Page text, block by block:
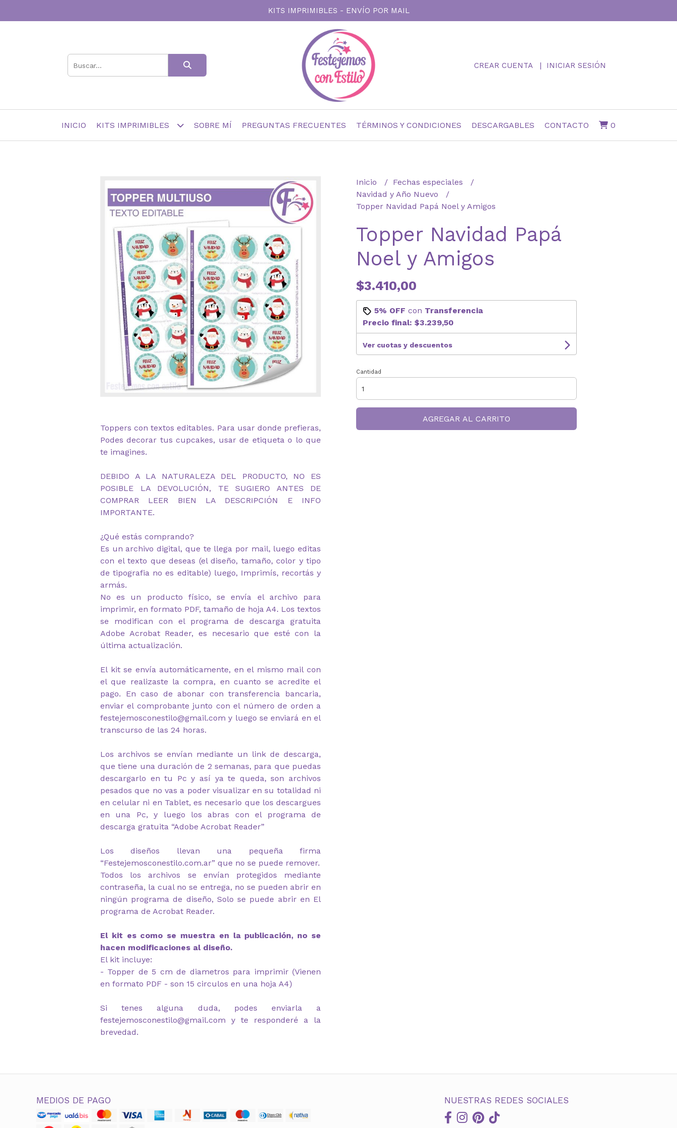
KITS IMPRIMIBLES - ENVÍO POR MAIL
CREAR CUENTA INICIAR SESIÓN
INICIO KITS IMPRIMIBLES SOBRE MÍ PREGUNTAS FRECUENTES TÉRMINOS Y CONDICIONES DESCARGABLES CONTACTO 0
Toppers con textos editables. Para usar donde prefieras,
Podes decorar tus cupcakes, usar de etiqueta o lo que
te imagines.
DEBIDO A LA NATURALEZA DEL PRODUCTO, NO ES
POSIBLE LA DEVOLUCIÓN, TE SUGIERO ANTES DE
COMPRAR LEER BIEN LA DESCRIPCIÓN E INFO
IMPORTANTE.
¿Qué estás comprando?
Es un archivo digital, que te llega por mail, luego editas
con el texto que deseas (el diseño, tamaño, color y tipo
de tipografia no es editable) luego, Imprimís, recortás y
armás.
No es un producto físico, se envía el archivo para
imprimir, en formato PDF, tamaño de hoja A4. Los textos
se modifican con el programa de descarga gratuita
Adobe Acrobat Reader, es necesario que esté con la
última actualización.
El kit se envía automáticamente, en el mismo mail con
el que realizaste la compra, en cuanto se acredite el
pago. En caso de abonar con transferencia bancaria,
enviar el comprobante junto con el número de orden a
festejemosconestilo@gmail.com y luego se enviará en el
transcurso de las 24 horas.
Los archivos se envían mediante un link de descarga,
que tiene una duración de 2 semanas, para que puedas
descargarlo en tu Pc y así ya te queda, son archivos
pesados que no vas a poder visualizar en su totalidad ni
en celular ni en Tablet, es necesario que los descargues
en una Pc, y luego los abras con el programa de
descarga gratuita “Adobe Acrobat Reader”
Los diseños llevan una pequeña firma
“Festejemosconestilo.com.ar” que no se puede remover.
Todos los archivos se envían protegidos mediante
contraseña, la cual no se entrega, no se pueden abrir en
ningún programa de diseño, Solo se puede abrir en El
programa de Acrobat Reader.
El kit es como se muestra en la publicación, no se
hacen modificaciones al diseño.
El kit incluye:
- Topper de 5 cm de diametros para imprimir (Vienen
en formato PDF - son 15 circulos en una hoja A4)
Si tenes alguna duda, podes enviarla a
festejemosconestilo@gmail.com y te responderé a la
brevedad.
Inicio
Fechas especiales
Navidad y Año Nuevo
Topper Navidad Papá Noel y Amigos
Topper Navidad Papá
Noel y Amigos
$3.410,00
5% OFF con Transferencia
Precio final: $3.239,50
Ver cuotas y descuentos
Cantidad
AGREGAR AL CARRITO
MEDIOS DE PAGO NUESTRAS REDES SOCIALES